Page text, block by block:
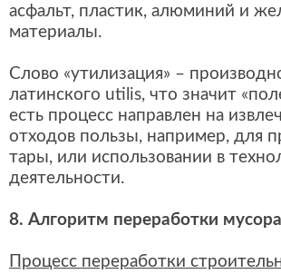
асфальт, пластик, алюминий и
материалы.
Слово «утилизация» –
латинского utilis, что значит
есть процесс направлен на
отходов пользы, например, для
тары, или использовании в
деятельности.
8. Алгоритм переработки мусора
Процесс переработки